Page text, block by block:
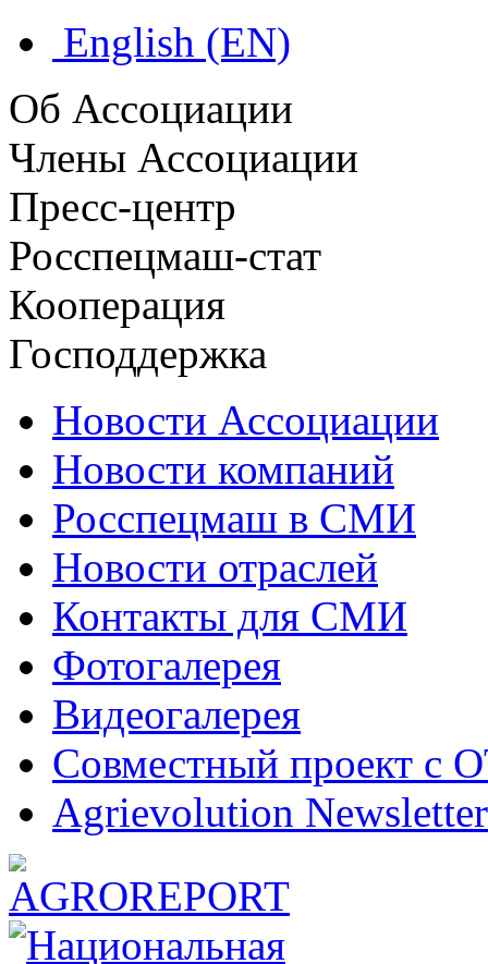
English (EN)
Об Ассоциации
Члены Ассоциации
Пресс-центр
Росспецмаш-стат
Кооперация
Господдержка
Новости Ассоциации
Новости компаний
Росспецмаш в СМИ
Новости отраслей
Контакты для СМИ
Фотогалерея
Видеогалерея
Совместный проект с
Agrievolution Newsletter